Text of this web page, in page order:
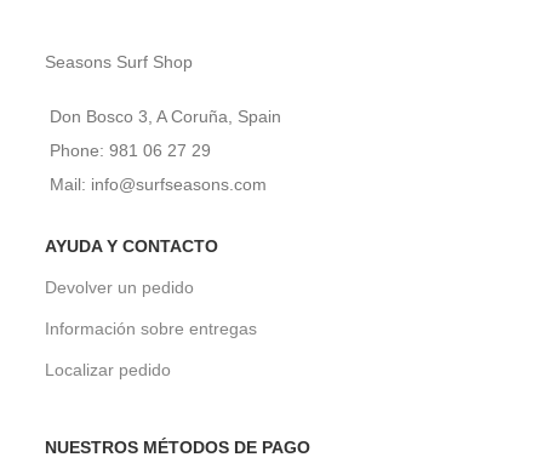
Seasons Surf Shop
Don Bosco 3, A Coruña, Spain
Phone: 981 06 27 29
Mail: info@surfseasons.com
AYUDA Y CONTACTO
Devolver un pedido
Información sobre entregas
Localizar pedido
NUESTROS MÉTODOS DE PAGO